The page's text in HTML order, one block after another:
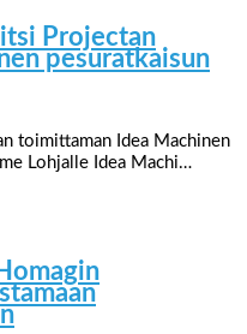
Projectan
pesuratkaisun
toimittaman Idea Machinen
Lohjalle Idea Machi…